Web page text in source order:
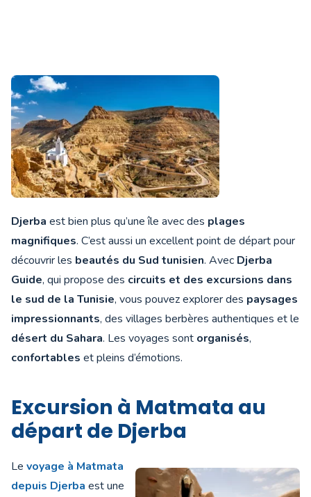
Djerba est bien plus qu’une île avec des plages
magnifiques. C’est aussi un excellent point de départ pour
découvrir les beautés du Sud tunisien. Avec Djerba
Guide, qui propose des circuits et des excursions dans
le sud de la Tunisie, vous pouvez explorer des paysages
impressionnants, des villages berbères authentiques et le
désert du Sahara. Les voyages sont organisés,
confortables et pleins d’émotions.
Excursion à Matmata au
départ de Djerba
Le voyage à Matmata
depuis Djerba est une